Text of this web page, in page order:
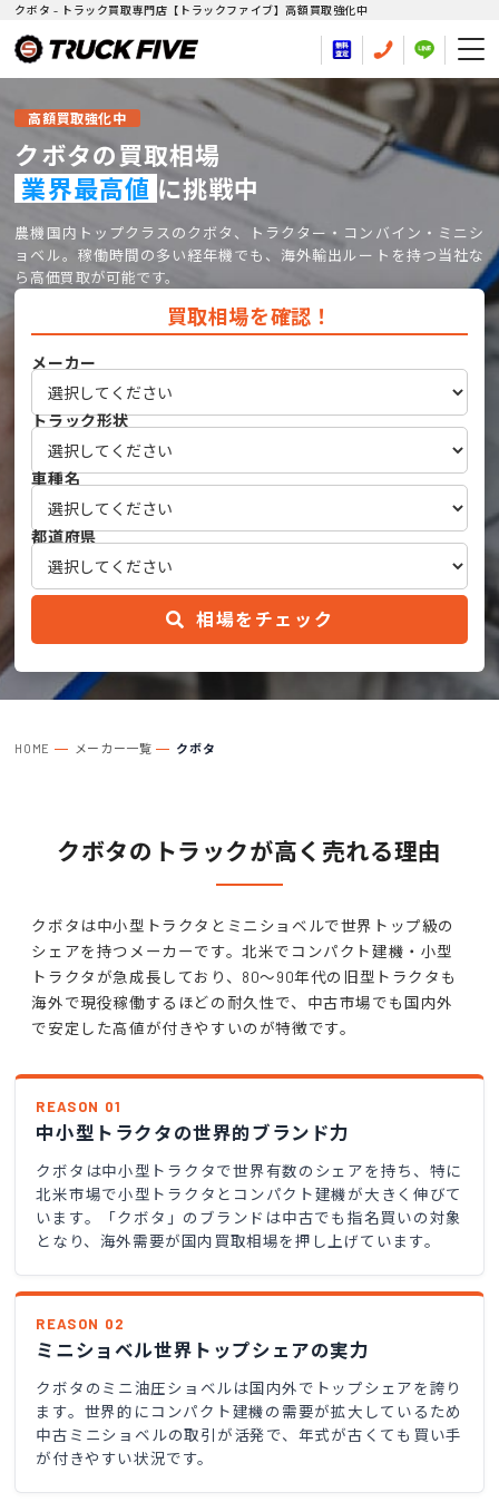
クボタ - トラック買取専門店【トラックファイブ】高額買取強化中
高額買取強化中
クボタの買取相場
業界最高値 に挑戦中
農機国内トップクラスのクボタ、トラクター・コンバイン・ミニシ
ョベル。稼働時間の多い経年機でも、海外輸出ルートを持つ当社な
ら高価買取が可能です。
買取相場を確認！
メーカー
トラック形状
車種名
都道府県
相場をチェック
HOME メーカー一覧 クボタ
クボタのトラックが高く売れる理由
クボタは中小型トラクタとミニショベルで世界トップ級の
シェアを持つメーカーです。北米でコンパクト建機・小型
トラクタが急成長しており、80〜90年代の旧型トラクタも
海外で現役稼働するほどの耐久性で、中古市場でも国内外
で安定した高値が付きやすいのが特徴です。
REASON 01
中小型トラクタの世界的ブランド力
クボタは中小型トラクタで世界有数のシェアを持ち、特に
北米市場で小型トラクタとコンパクト建機が大きく伸びて
います。「クボタ」のブランドは中古でも指名買いの対象
となり、海外需要が国内買取相場を押し上げています。
REASON 02
ミニショベル世界トップシェアの実力
クボタのミニ油圧ショベルは国内外でトップシェアを誇り
ます。世界的にコンパクト建機の需要が拡大しているため
中古ミニショベルの取引が活発で、年式が古くても買い手
が付きやすい状況です。